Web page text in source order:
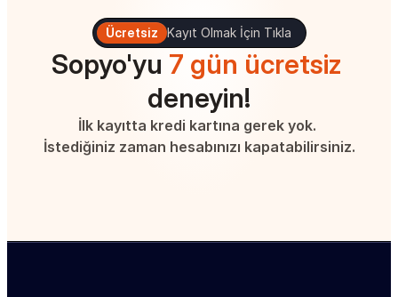
Ücretsiz Kayıt Olmak İçin Tıkla
Sopyo'yu 7 gün ücretsiz
deneyin!
İlk kayıtta kredi kartına gerek yok.
İstediğiniz zaman hesabınızı kapatabilirsiniz.